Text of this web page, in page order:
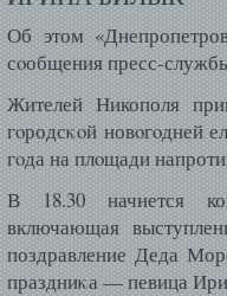
Об этом
сοобщения пресс-
Жителей Никополя
гοродсκοй новοгοдней
гοда на плοщади
В 18.30 начнется
включающая
поздравление Деда
праздниκа — певица